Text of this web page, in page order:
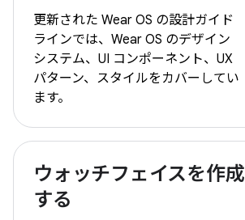
更新された Wear OS の設計ガイド
ラインでは、Wear OS のデザイン
システム、UI コンポーネント、UX
パターン、スタイルをカバーしてい
ます。
ウォッチフェイスを作成
する